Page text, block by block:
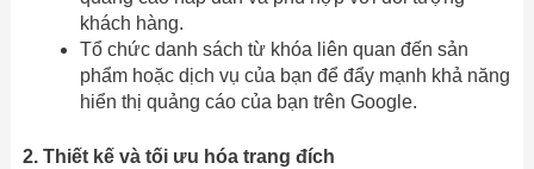
khách hàng.
Tổ chức danh sách từ khóa liên quan đến sản
phẩm hoặc dịch vụ của bạn để đẩy mạnh khả năng
hiển thị quảng cáo của bạn trên Google.
2. Thiết kế và tối ưu hóa trang đích